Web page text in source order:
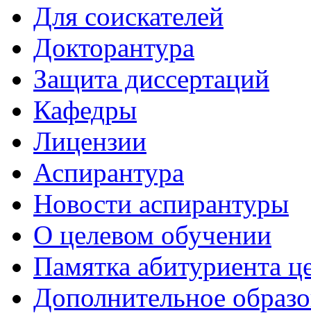
Для соискателей
Докторантура
Защита диссертаций
Кафедры
Лицензии
Аспирантура
Новости аспирантуры
О целевом обучении
Памятка абитуриента
Дополнительное